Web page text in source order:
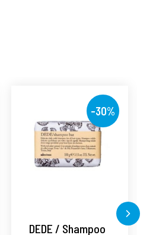
-30%
DEDE / Shampoo